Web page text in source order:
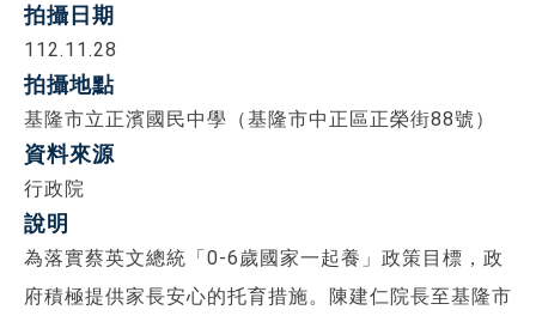
拍攝日期
112.11.28
拍攝地點
基隆市立正濱國民中學（基隆市中正區正榮街88號）
資料來源
行政院
說明
為落實蔡英文總統「0-6歲國家一起養」政策目標，政
府積極提供家長安心的托育措施。陳建仁院長至基隆市